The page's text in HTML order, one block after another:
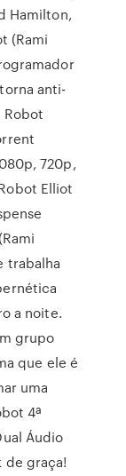
Hamilton,
(Rami
anti-
Robot
720p,
Elliot
trabalha
a noite.
grupo
que ele é
uma
4ª
Áudio
de graça!